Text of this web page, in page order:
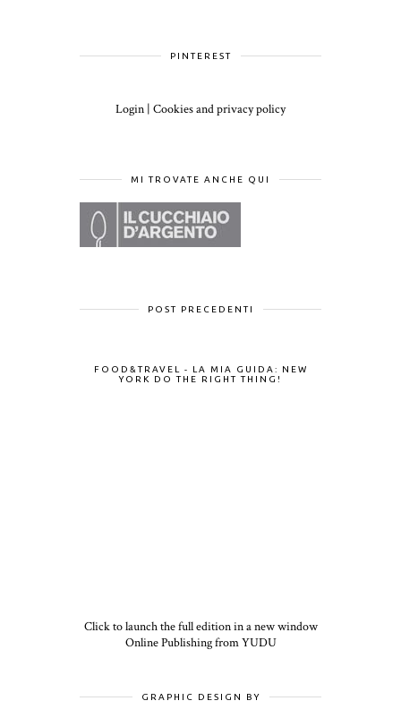
PINTEREST
Login | Cookies and privacy policy
MI TROVATE ANCHE QUI
POST PRECEDENTI
FOOD&TRAVEL - LA MIA GUIDA: NEW
YORK DO THE RIGHT THING!
Click to launch the full edition in a new window
Online Publishing from YUDU
GRAPHIC DESIGN BY